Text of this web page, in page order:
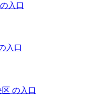
入口
入口
の入口